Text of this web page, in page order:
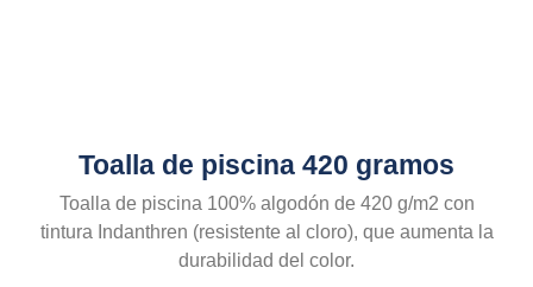
Toalla de piscina 420 gramos
Toalla de piscina 100% algodón de 420 g/m2 con
tintura Indanthren (resistente al cloro), que aumenta la
durabilidad del color.